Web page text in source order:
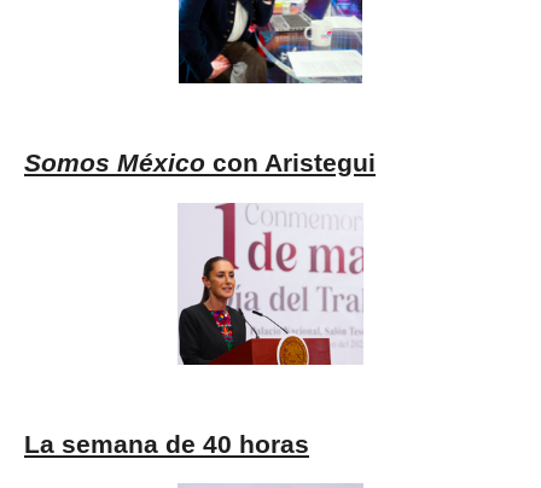
Somos México con Aristegui
La semana de 40 horas